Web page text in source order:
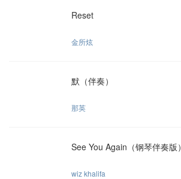
Reset
金所炫
默（伴奏）
那英
See You Again（钢琴伴奏版）
wiz khalifa